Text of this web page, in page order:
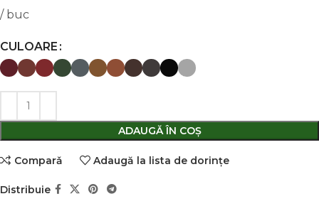
/ buc
CULOARE
ADAUGĂ ÎN COȘ
Comparǎ Adaugă la lista de dorințe
Distribuie